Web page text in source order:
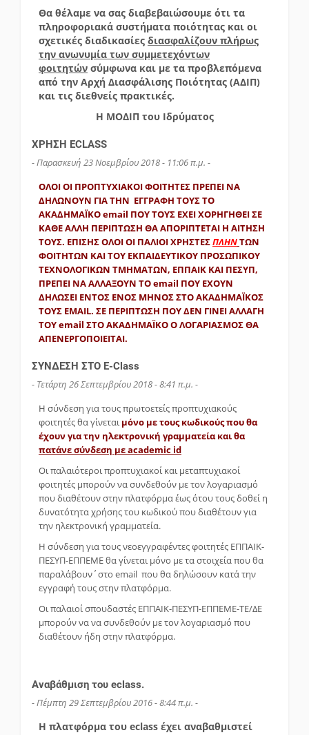
Θα θέλαμε να σας διαβεβαιώσουμε ότι τα
πληροφοριακά συστήματα ποιότητας και οι
σχετικές διαδικασίες διασφαλίζουν πλήρως
την ανωνυμία των συμμετεχόντων
φοιτητών σύμφωνα και με τα προβλεπόμενα
από την Αρχή Διασφάλισης Ποιότητας (ΑΔΙΠ)
και τις διεθνείς πρακτικές.
Η ΜΟΔΙΠ του Ιδρύματος
ΧΡΗΣΗ ECLASS
- Παρασκευή 23 Νοεμβρίου 2018 - 11:06 π.μ. -
ΟΛΟΙ ΟΙ ΠΡΟΠΤΥΧΙΑΚΟΙ ΦΟΙΤΗΤΕΣ ΠΡΕΠΕΙ ΝΑ
ΔΗΛΩΝΟΥΝ ΓΙΑ ΤΗΝ ΕΓΓΡΑΦΗ ΤΟΥΣ ΤΟ
ΑΚΑΔΗΜΑΪΚΟ email ΠΟΥ ΤΟΥΣ ΕΧΕΙ ΧΟΡΗΓΗΘΕΙΣΕ
ΚΑΘΕ ΑΛΛΗ ΠΕΡΙΠΤΩΣΗ ΘΑ ΑΠΟΡΙΠΤΕΤΑΙ Η ΑΙΤΗΣΗ
ΤΟΥΣ. ΕΠΙΣΗΣ ΟΛΟΙ ΟΙ ΠΑΛΙΟΙ ΧΡΗΣΤΕΣΠΛΗΝΤΩΝ
ΦΟΙΤΗΤΩΝ ΚΑΙ ΤΟΥ ΕΚΠΑΙΔΕΥΤΙΚΟΥ ΠΡΟΣΩΠΙΚΟΥ
ΤΕΧΝΟΛΟΓΙΚΩΝ ΤΜΗΜΑΤΩΝ, ΕΠΠΑΙΚ ΚΑΙ ΠΕΣΥΠ,
ΠΡΕΠΕΙ ΝΑ ΑΛΛΑΞΟΥΝ ΤΟ email ΠΟΥ ΕΧΟΥΝ
ΔΗΛΩΣΕΙ ΕΝΤΟΣ ΕΝΟΣ ΜΗΝΟΣ ΣΤΟ ΑΚΑΔΗΜΑΪΚΟΣ
ΤΟΥΣ EMAIL. ΣΕ ΠΕΡΙΠΤΩΣΗ ΠΟΥ ΔΕΝ ΓΙΝΕΙΑΛΛΑΓΗ
ΤΟΥ email ΣΤΟΑΚΑΔΗΜΑΪΚΟ Ο ΛΟΓΑΡΙΑΣΜΟΣ ΘΑ
ΑΠΕΝΕΡΓΟΠΟΙΕΙΤΑΙ.
ΣΥΝΔΕΣΗ ΣΤΟ E-Class
- Τετάρτη 26 Σεπτεμβρίου 2018 - 8:41 π.μ. -
Η σύνδεση για τους πρωτοετείς προπτυχιακούς
φοιτητές θα γίνεταιμόνο με τους κωδικούς που θα
έχουν για την ηλεκτρονική γραμματεία και θα
πατάνε σύνδεση με academic id
Οι παλαιότεροι προπτυχιακοί και μεταπτυχιακοί
φοιτητές μπορούν να συνδεθούν με τον λογαριασμό
που διαθέτουν στην πλατφόρμα έως ότου τους δοθεί η
δυνατότητα χρήσης του κωδικού που διαθέτουν για
την ηλεκτρονική γραμματεία.
Η σύνδεση για τους νεοεγγραφέντες φοιτητές ΕΠΠΑΙΚ-
ΠΕΣΥΠ-ΕΠΠΕΜΕ θα γίνεται μόνο με τα στοιχεία που θα
παραλάβουν΄στο email που θα δηλώσουν κατά την
εγγραφή τους στην πλατφόρμα.
Οι παλαιοί σπουδαστές ΕΠΠΑΙΚ-ΠΕΣΥΠ-ΕΠΠΕΜΕ-ΤΕ/ΔΕ
μπορούν να να συνδεθούν με τον λογαριασμό που
διαθέτουν ήδη στην πλατφόρμα.
Αναβάθμιση του eclass.
- Πέμπτη 29 Σεπτεμβρίου 2016 - 8:44 π.μ. -
Η πλατφόρμα του eclass έχει αναβαθμιστεί